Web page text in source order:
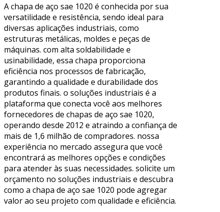
A chapa de aço sae 1020 é conhecida por sua
versatilidade e resistência, sendo ideal para
diversas aplicações industriais, como
estruturas metálicas, moldes e peças de
máquinas. com alta soldabilidade e
usinabilidade, essa chapa proporciona
eficiência nos processos de fabricação,
garantindo a qualidade e durabilidade dos
produtos finais. o soluções industriais é a
plataforma que conecta você aos melhores
fornecedores de chapas de aço sae 1020,
operando desde 2012 e atraindo a confiança de
mais de 1,6 milhão de compradores. nossa
experiência no mercado assegura que você
encontrará as melhores opções e condições
para atender às suas necessidades. solicite um
orçamento no soluções industriais e descubra
como a chapa de aço sae 1020 pode agregar
valor ao seu projeto com qualidade e eficiência.